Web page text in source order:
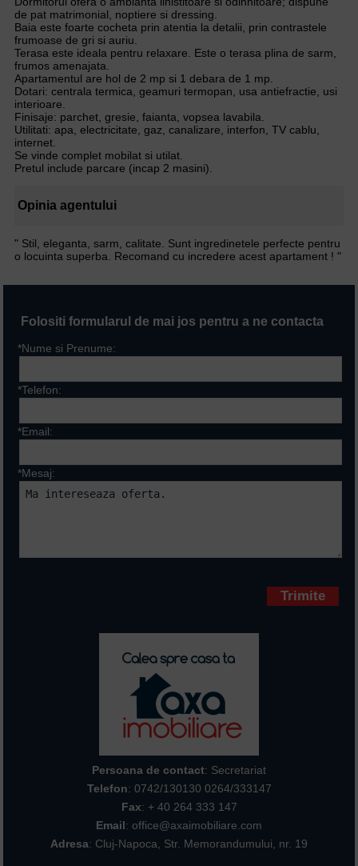
de pat matrimonial, noptiere si dressing.
Baia este foarte cocheta prin atentia la detalii, prin contrastele
frumoase de gri si auriu.
Terasa este ideala pentru relaxare. Este o terasa plina de sarm,
frumos amenajata.
Apartamentul are hol de 2 mp si 1 debara de 1 mp.
Dotari: centrala termica, geamuri termopan, usa antiefractie, usi
interioare.
Finisaje: parchet, gresie, faianta, vopsea lavabila.
Utilitati: apa, electricitate, gaz, canalizare, interfon, TV cablu,
internet.
Se vinde complet mobilat si utilat.
Pretul include parcare (incap 2 masini).
Opinia agentului
" Stil, eleganta, sarm, calitate. Sunt ingredinetele perfecte pentru
o locuinta superba. Recomand cu incredere acest apartament ! "
Folositi formularul de mai jos pentru a ne contacta
*Nume si Prenume:
*Telefon:
*Email:
*Mesaj:
Persoana de contact: Secretariat
Telefon: 0742/130130 0264/333147
Fax: + 40 264 333 147
Email: office@axaimobiliare.com
Adresa: Cluj-Napoca, Str. Memorandumului, nr. 19